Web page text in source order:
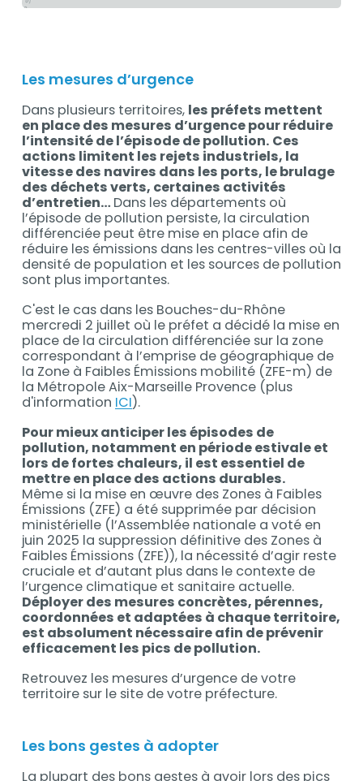
Les mesures d’urgence
Dans plusieurs territoires, les préfets mettent
en place des mesures d’urgence pour réduire
l’intensité de l’épisode de pollution. Ces
actions limitent les rejets industriels, la
vitesse des navires dans les ports, le brulage
des déchets verts, certaines activités
d’entretien… Dans les départements où
l’épisode de pollution persiste, la circulation
différenciée peut être mise en place afin de
réduire les émissions dans les centres-villes où la
densité de population et les sources de pollution
sont plus importantes.
C'est le cas dans les Bouches-du-Rhône
mercredi 2 juillet où le préfet a décidé la mise en
place de la circulation différenciée sur la zone
correspondant à l’emprise de géographique de
la Zone à Faibles Émissions mobilité (ZFE-m) de
la Métropole Aix-Marseille Provence (plus
d'information ICI).
Pour mieux anticiper les épisodes de
pollution, notamment en période estivale et
lors de fortes chaleurs, il est essentiel de
mettre en place des actions durables.
Même si la mise en œuvre des Zones à Faibles
Émissions (ZFE) a été supprimée par décision
ministérielle (l’Assemblée nationale a voté en
juin 2025 la suppression définitive des Zones à
Faibles Émissions (ZFE)), la nécessité d’agir reste
cruciale et d’autant plus dans le contexte de
l’urgence climatique et sanitaire actuelle.
Déployer des mesures concrètes, pérennes,
coordonnées et adaptées à chaque territoire,
est absolument nécessaire afin de prévenir
efficacement les pics de pollution.
Retrouvez les mesures d’urgence de votre
territoire sur le site de votre préfecture.
Les bons gestes à adopter
La plupart des bons gestes à avoir lors des pics